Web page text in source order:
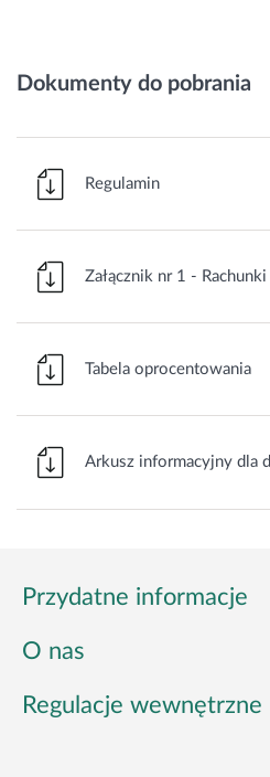
Dokumenty do pobrania
Regulamin
Załącznik nr 1 -
Tabela oprocentowania
Arkusz informacyjny dla
Przydatne informacje
O nas
Regulacje wewnętrzne